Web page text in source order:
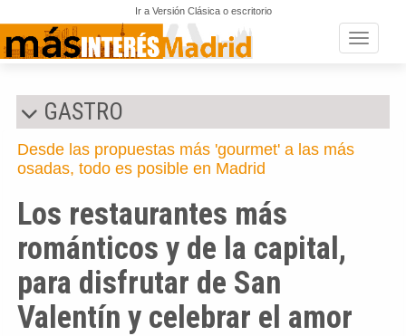
Ir a Versión Clásica o escritorio
Toggle
GASTRO
Desde las propuestas más 'gourmet' a las más
osadas, todo es posible en Madrid
Los restaurantes más
románticos y de la capital,
para disfrutar de San
Valentín y celebrar el amor